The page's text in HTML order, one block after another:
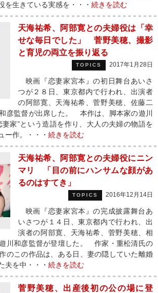
を生きている実感を・・・ 続きを読む
天海祐希、阿部寛との夫婦役は「幸
せな毎日でした」 菅野美穂、撮影
と育児の両立を振り返る
TOPICS 2017年1月28日
映画『恋妻家宮本』の初日舞台あいさ
つが２８日、東京都内で行われ、出演者
の阿部寛、天海祐希、菅野美穂、佐藤二
彦監督が出席した。 本作は、脚本家の遊川
妻家”という造語を作り、大人の夫婦の物語を
ー作。・・・ 続きを読む
天海祐希、阿部寛との夫婦役にニン
マリ 「目の前にハンサムな顔があ
るのはすてき」
TOPICS 2016年12月14日
映画『恋妻家宮本』の完成披露舞台あ
いさつが１４日、東京都内で行われ、出
演者の阿部寛、天海祐希、菅野美穂、相
川和彦監督が登壇した。 作家・重松清氏の
のこの作品は、ある日、妻の隠していた離婚
夫を中・・・ 続きを読む
菅野美穂、出産後初の公の場に登